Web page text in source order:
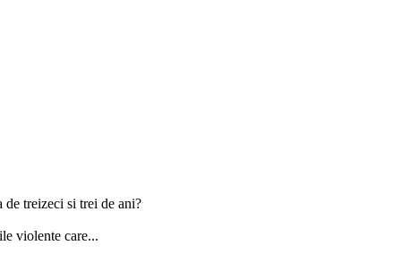
de treizeci si trei de ani?
violente care...